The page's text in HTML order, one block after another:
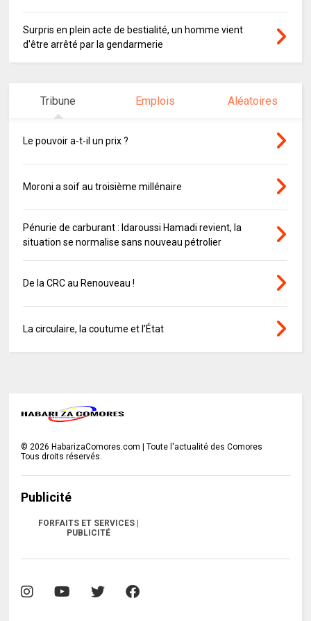
Surpris en plein acte de bestialité, un homme vient
d'être arrêté par la gendarmerie
Tribune Emplois Aléatoires
Le pouvoir a-t-il un prix ?
Moroni a soif au troisième millénaire
Pénurie de carburant : Idaroussi Hamadi revient, la
situation se normalise sans nouveau pétrolier
De la CRC au Renouveau !
La circulaire, la coutume et l’État
©2026 HabarizaComores.com | Toute l'actualité des Comores
Tous droits réservés.
Publicité
FORFAITS ET SERVICES |
PUBLICITÉ